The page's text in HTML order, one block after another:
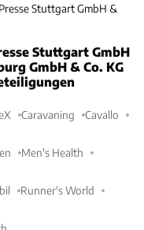
Stuttgart GmbH &
Stuttgart GmbH
GmbH & Co. KG
Caravaning Cavallo
Men's Health
Runner's World